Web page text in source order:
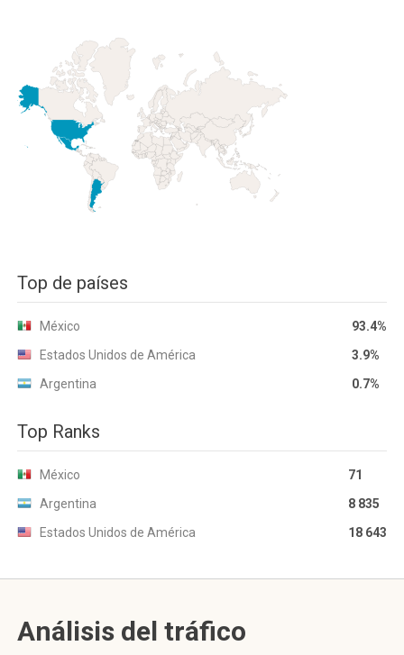
Top de países
México
93.4%
Estados Unidos de América
3.9%
Argentina
0.7%
Top Ranks
México
71
Argentina
8 835
Estados Unidos de América
18 643
Análisis del tráfico